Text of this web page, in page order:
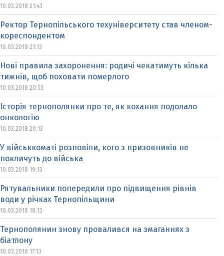
10.03.2018 21:43
Ректор Тернопільського техуніверситету став членом-
кореспондентом
10.03.2018 21:13
Нові правила захоронення: родичі чекатимуть кілька
тижнів, щоб поховати померлого
10.03.2018 20:53
Історія тернополянки про те, як кохання подолало
онкологію
10.03.2018 20:13
У військкоматі розповіли, кого з призовників не
покличуть до війська
10.03.2018 19:13
Рятувальники попередили про підвищення рівнів
води у річках Тернопільщини
10.03.2018 18:13
Тернополянин знову провалився на змаганнях з
біатлону
10.03.2018 17:13